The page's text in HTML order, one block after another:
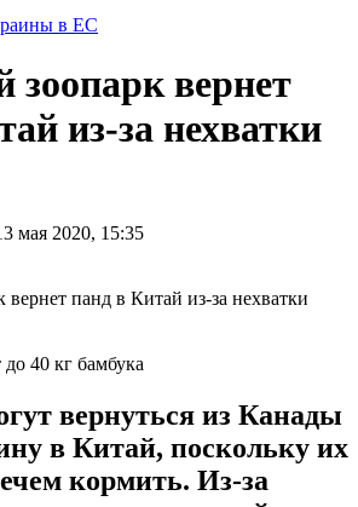
в ЕС
зоопарк вернет
из-за нехватки
мая 2020, 15:35
40 кг бамбука
вернуться из Канады
в Китай, поскольку их
кормить. Из-за